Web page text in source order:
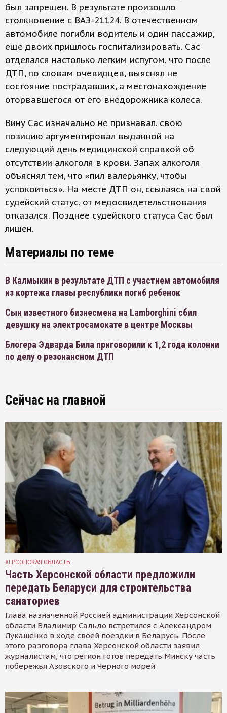
был запрещен. В результате произошло
столкновение с ВАЗ-21124. В отечественном
автомобиле погибли водитель и один пассажир,
еще двоих пришлось госпитализировать. Сас
отделался настолько легким испугом, что после
ДТП, по словам очевидцев, выяснял не
состояние пострадавших, а местонахождение
оторвавшегося от его внедорожника колеса.
Вину Сас изначально не признавал, свою
позицию аргументировал выданной на
следующий день медицинской справкой об
отсутствии алкоголя в крови. Запах алкоголя
объяснял тем, что «пил валерьянку, чтобы
успокоиться». На месте ДТП он, ссылаясь на свой
судейский статус, от медосвидетельствования
отказался. Позднее судейского статуса Сас был
лишен.
Материалы по теме
В Калмыкии в результате ДТП с участием автомобиля
из кортежа главы республики погиб ребенок
Сын известного бизнесмена на Lamborghini сбил
девушку на электросамокате в центре Москвы
Блогера Эдварда Била приговорили к 1,2 года колонии
по делу о резонансном ДТП
Сейчас на главной
ХЕРСОНСКАЯ ОБЛАСТЬ
Часть Херсонской области предложили
передать Беларуси для строительства
санаториев
Глава назначенной Россией администрации Херсонской
области Владимир Сальдо встретился с Александром
Лукашенко в ходе своей поездки в Беларусь. После
этого разговора глава Херсонской области заявил
журналистам, что регион готов передать Минску часть
побережья Азовского и Черного морей